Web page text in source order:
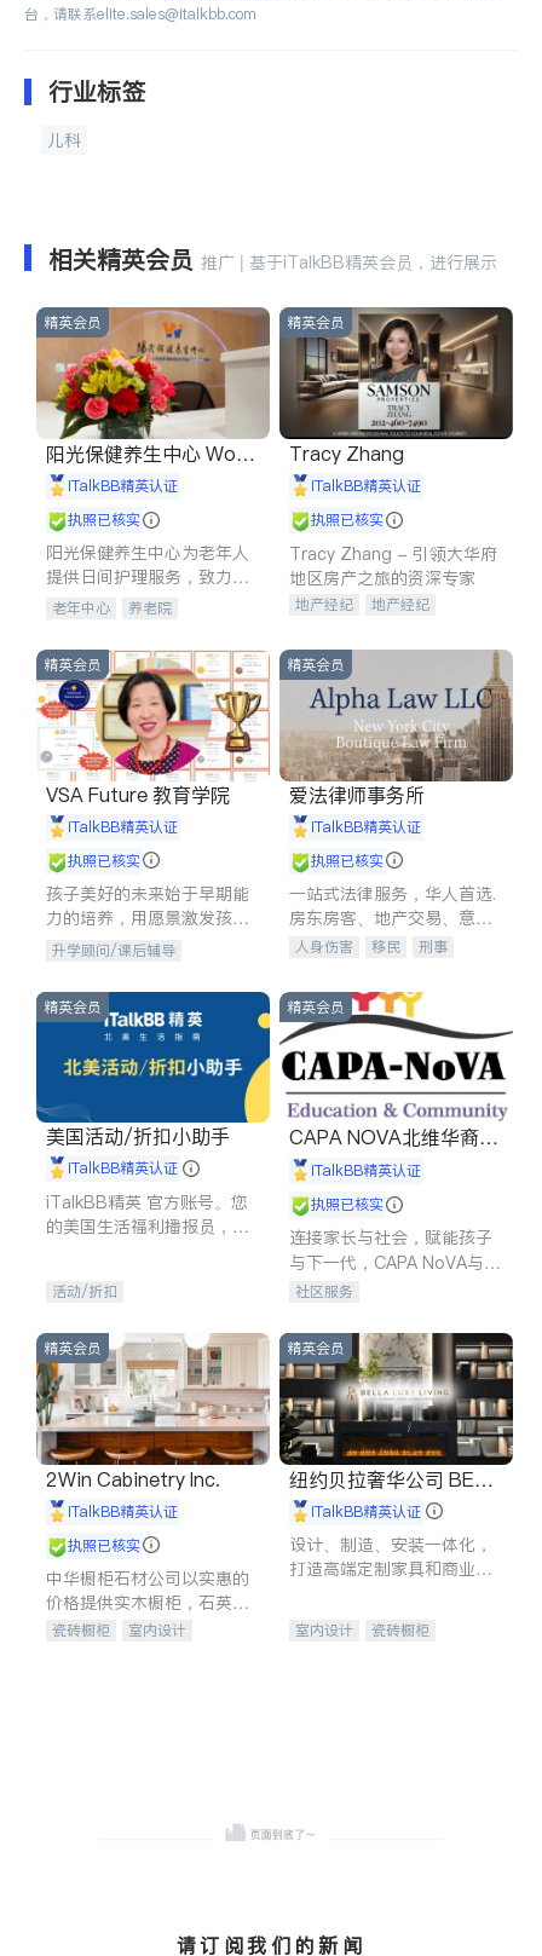
台，请联系elite.sales@italkbb.com
行业标签
儿科
相关精英会员 推广 | 基于iTalkBB精英会员，进行展示
精英会员
阳光保健养生中心 World
shine
iTalkBB精英认证
执照已核实
阳光保健养生中心为老年人
提供日间护理服务，致力于
通过持续的护理创新来有效
老年中心 养老院
精英会员
Tracy Zhang
iTalkBB精英认证
执照已核实
Tracy Zhang - 引领大华府
地区房产之旅的资深专家
地产经纪
地产经纪
商铺租售
精英会员
VSA Future 教育学院
iTalkBB精英认证
执照已核实
孩子美好的未来始于早期能
力的培养，用愿景激发孩子
的学习潜力和动力。理念：
拥有成长型心态是成功的基
石。
升学顾问/课后辅导
精英会员
爱法律师事务所
iTalkBB精英认证
执照已核实
一站式法律服务，华人首选.
房东房客、地产交易、意外
伤害、车祸重伤、商业诉
建筑合同、刑事案件全包办
人身伤害 移民
刑事
信托/遗嘱
商业
索赔
律师-其它 保释
精英会员
美国活动/折扣小助手
iTalkBB精英认证
iTalkBB精英 官方账号。您
的美国生活福利播报员，精
专属福利。
活动/折扣
精英会员
CAPA NOVA北维华裔家
长会iTalkBB精英认证
执照已核实
连接家长与社会，赋能孩子
与下一代，CAPA NoVA与您
携手建设包容、公平、充满
社区服务
精英会员
2Win Cabinetry Inc.
iTalkBB精英认证
执照已核实
中华橱柜石材公司以实惠的
价格提供实木橱柜，石英石
台面，多种优质不锈钢水
瓷砖橱柜
室内设计
精英会员
纽约贝拉奢华公司 BELL
A LUXE
iTalkBB精英认证
设计、制造、安装一体化，
打造高端定制家具和商业空
室内设计
瓷砖橱柜
请订阅我们的新闻